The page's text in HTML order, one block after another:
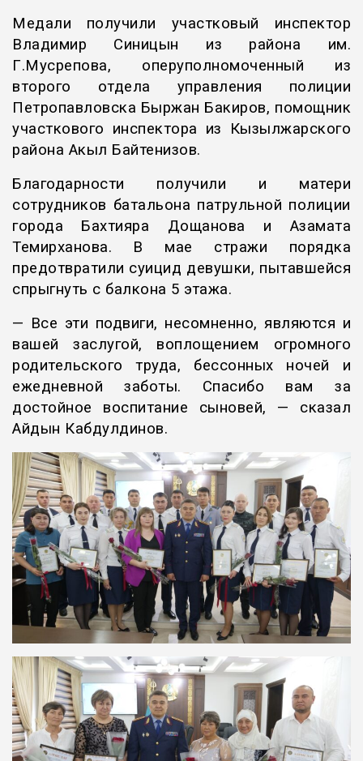
Медали получили участковый инспектор
Владимир Синицын из района им.
Г.Мусрепова, оперуполномоченный из
второго отдела управления полиции
Петропавловска Быржан Бакиров, помощник
участкового инспектора из Кызылжарского
района Акыл Байтенизов.
Благодарности получили и матери
сотрудников батальона патрульной полиции
города Бахтияра Дощанова и Азамата
Темирханова. В мае стражи порядка
предотвратили суицид девушки, пытавшейся
спрыгнуть с балкона 5 этажа.
— Все эти подвиги, несомненно, являются и
вашей заслугой, воплощением огромного
родительского труда, бессонных ночей и
ежедневной заботы. Спасибо вам за
достойное воспитание сыновей, — сказал
Айдын Кабдулдинов.